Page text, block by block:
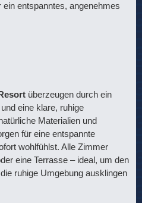
entspanntes, angenehmes
überzeugen durch ein
eine klare, ruhige
Materialien und
für eine entspannte
wohlfühlst. Alle Zimmer
eine Terrasse – ideal, um den
ruhige Umgebung ausklingen